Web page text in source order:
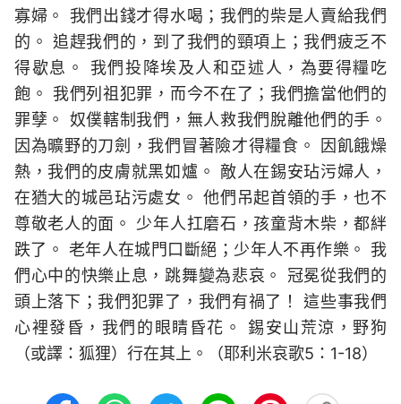
寡婦。 我們出錢才得水喝；我們的柴是人賣給我們
的。 追趕我們的，到了我們的頸項上；我們疲乏不
得歇息。 我們投降埃及人和亞述人，為要得糧吃
飽。 我們列祖犯罪，而今不在了；我們擔當他們的
罪孽。 奴僕轄制我們，無人救我們脫離他們的手。
因為曠野的刀劍，我們冒著險才得糧食。 因飢餓燥
熱，我們的皮膚就黑如爐。 敵人在錫安玷污婦人，
在猶大的城邑玷污處女。 他們吊起首領的手，也不
尊敬老人的面。 少年人扛磨石，孩童背木柴，都絆
跌了。 老年人在城門口斷絕；少年人不再作樂。 我
們心中的快樂止息，跳舞變為悲哀。 冠冕從我們的
頭上落下；我們犯罪了，我們有禍了！ 這些事我們
心裡發昏，我們的眼睛昏花。 錫安山荒涼，野狗
（或譯：狐狸）行在其上。（耶利米哀歌5：1-18）